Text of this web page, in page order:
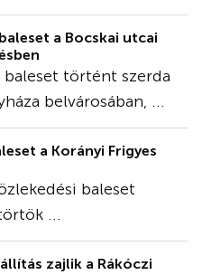
a Bocskai utcai
baleset történt szerda
belvárosában, ...
a Korányi Frigyes
baleset
...
zajlik a Rákóczi